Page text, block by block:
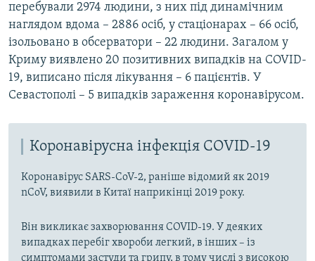
перебували 2974 людини, з них під динамічним
наглядом вдома – 2886 осіб, у стаціонарах – 66 осіб,
ізольовано в обсерватори – 22 людини. Загалом у
Криму виявлено 20 позитивних випадків на COVID-
19, виписано після лікування – 6 пацієнтів. У
Севастополі – 5 випадків зараження коронавірусом.
Коронавірусна інфекція COVID-19
Коронавірус SARS-CoV-2, раніше відомий як 2019
nCoV, виявили в Китаї наприкінці 2019 року.
Він викликає захворювання COVID-19. У деяких
випадках перебіг хвороби легкий, в інших – із
симптомами застуди та грипу, в тому числі з високою